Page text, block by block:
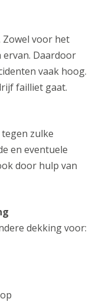
voor het
Daardoor
vaak hoog.
failliet gaat.
zulke
en eventuele
door hulp van
dekking voor: